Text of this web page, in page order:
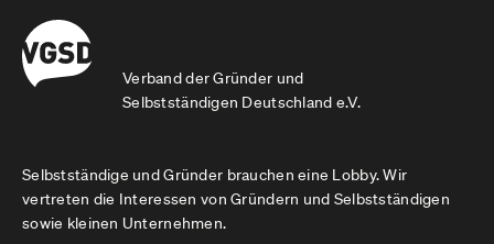
Verband der Gründer und
Selbstständigen Deutschland e.V.
Selbstständige und Gründer brauchen eine Lobby. Wir
vertreten die Interessen von Gründern und Selbstständigen
sowie kleinen Unternehmen.